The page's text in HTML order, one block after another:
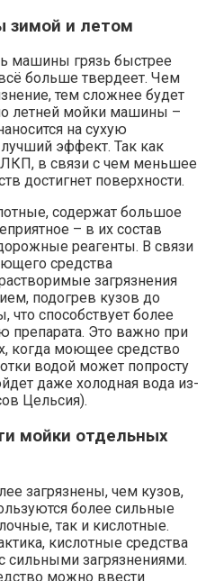
зимой и летом
машины грязь быстрее
больше твердеет. Чем
тем сложнее будет
летней мойки машины –
на сухую
лучший эффект. Так как
ЛКП, в связи с чем меньшее
достигнет поверхности.
содержат большое
– в их состав
реагенты. В связи
средства
загрязнения
подогрев кузов до
что способствует более
препарата. Это важно при
когда моющее средство
водой может попросту
даже холодная вода из-
Цельсия).
мойки отдельных
загрязнены, чем кузов,
более сильные
так и кислотные.
кислотные средства
сильными загрязнениями.
можно ввести